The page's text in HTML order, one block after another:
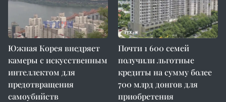
Южная Корея внедряет
камеры с искусственным
интеллектом для
предотвращения
самоубийств
Почти 1 600 семей
получили льготные
кредиты на сумму более
700 млрд донгов для
приобретения